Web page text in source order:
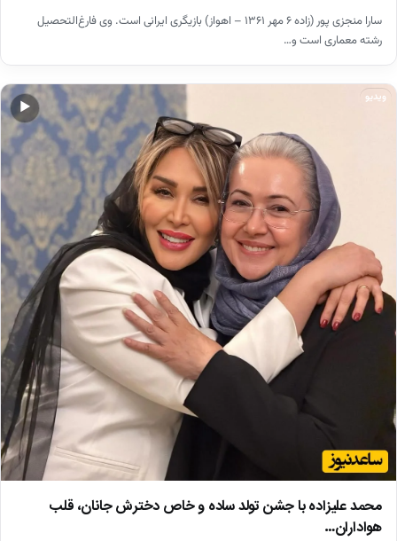
سارا منجزی پور (زاده ۶ مهر ۱۳۶۱ – اهواز) بازیگری ایرانی است. وی فارغ‌التحصیل
رشته معماری است و…
▶
ویدیو
محمد علیزاده با جشن تولد ساده و خاص دخترش جانان، قلب
هواداران…